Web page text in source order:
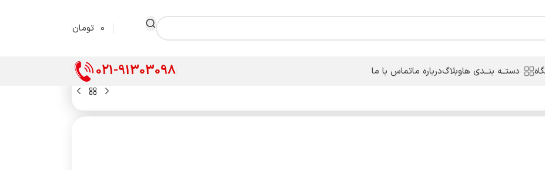
0 تومان
دستــه بنــدی هاوبلاگدرباره ماتماس با ما 021-91303098